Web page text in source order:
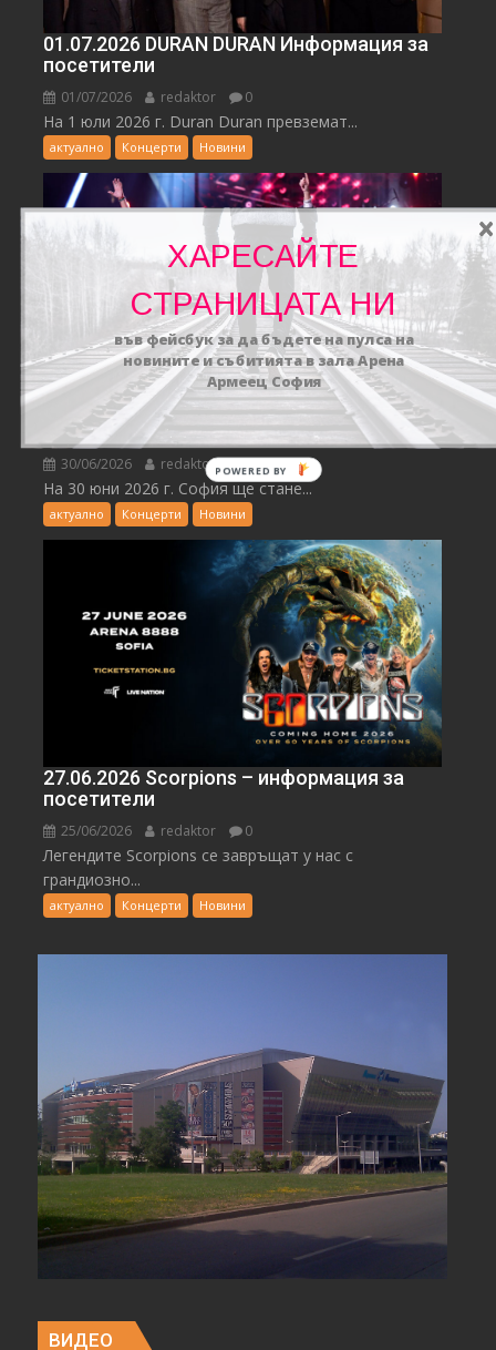
01.07.2026 DURAN DURAN Информация за
посетители
01/07/2026 redaktor 0
На 1 юли 2026 г. Duran Duran превземат...
актуално Концерти Новини
30.06.2026 FOREIGNER Информация за
посетители
30/06/2026 redaktor 0
На 30 юни 2026 г. София ще стане...
актуално Концерти Новини
27.06.2026 Scorpions – информация за
посетители
25/06/2026 redaktor 0
Легендите Scorpions се завръщат у нас с
грандиозно...
актуално Концерти Новини
ВИДЕО
ХАРЕСАЙТЕ
СТРАНИЦАТА НИ
във фейсбук за да бъдете на пулса на
новините и събитията в зала Арена
Армеец София